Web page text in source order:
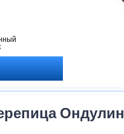
кровельными
монтажа, если
Ондулин